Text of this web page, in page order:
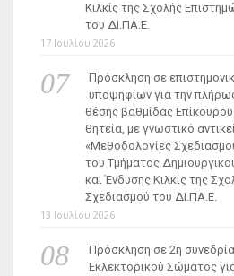
Κιλκίς της Σχολής
του ΔΙ.ΠΑ.Ε.
17 Ιουλίου 2026
Πρόσκληση σε
υποψηφίων για την
θέσης βαθμίδας
θητεία, με γνωστικό
«Μεθοδολογίες
του Τμήματος
και Ένδυσης Κιλκίς της
Σχεδιασμού του ΔΙ.ΠΑ.Ε.
13 Ιουλίου 2026
Πρόσκληση σε 2η
Εκλεκτορικού Σώματος